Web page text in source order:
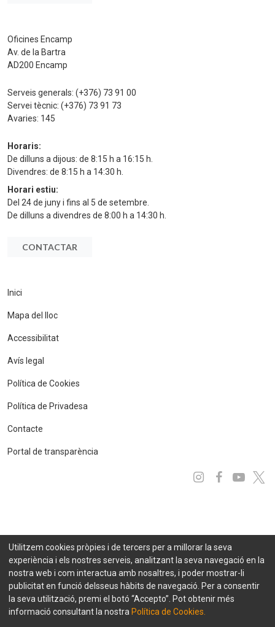
Oficines Encamp
Av. de la Bartra
AD200 Encamp
Serveis generals: (+376) 73 91 00
Servei tècnic: (+376) 73 91 73
Avaries: 145
Horaris:
De dilluns a dijous: de 8:15 h a 16:15 h.
Divendres: de 8:15 h a 14:30 h.
Horari estiu:
Del 24 de juny i fins al 5 de setembre.
De dilluns a divendres de 8:00 h a 14:30 h.
CONTACTAR
Inici
Mapa del lloc
Accessibilitat
Avís legal
Política de Cookies
Política de Privadesa
Contacte
Portal de transparència
Instagram
Utilitzem cookies pròpies i de tercers per a millorar la seva
experiència i els nostres serveis, analitzant la seva navegació en la
nostra web i com interactua amb nosaltres, i poder mostrar-li
publicitat en funció delsseus hàbits de navegació. Per a consentir
la seva utilització, premi el botó “Accepto”. Pot obtenir més
informació consultant la nostra Política de Cookies.